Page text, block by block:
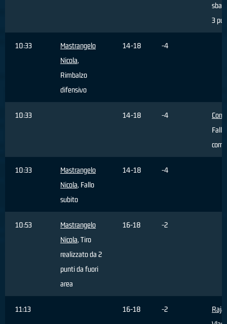
3
10:33
Mastrangelo
Nicola,
Rimbalzo
difensivo
14-18 -4
10:33 14-18 -4
Fallo
10:33
Mastrangelo
Nicola, Fallo
subito
14-18 -4
10:53
Mastrangelo
Nicola, Tiro
realizzato da 2
punti da fuori
area
16-18 -2
11:13 16-18 -2